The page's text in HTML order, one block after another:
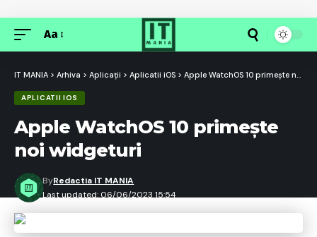
Font
Aa
IT MANIA > Arhiva > Aplicații > Aplicatii iOS > Apple WatchOS 10 primește noi widgeturi
APLICATII IOS
Apple WatchOS 10 primește
noi widgeturi
Last updated: 06/06/2023 15:54
ByRedactia IT MANIA